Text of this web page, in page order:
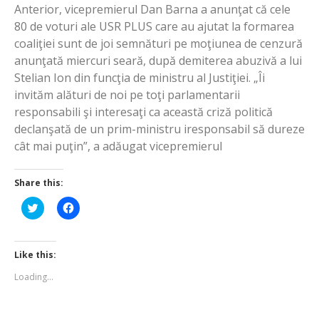
Anterior, vicepremierul Dan Barna a anunţat că cele
80 de voturi ale USR PLUS care au ajutat la formarea
coaliţiei sunt de joi semnături pe moţiunea de cenzură
anunţată miercuri seară, după demiterea abuzivă a lui
Stelian Ion din funcţia de ministru al Justiţiei. „Îi
invităm alături de noi pe toţi parlamentarii
responsabili şi interesaţi ca această criză politică
declanşată de un prim-ministru iresponsabil să dureze
cât mai puţin”, a adăugat vicepremierul
Share this:
Click
to
Twitter
(Opens
in
window)
Click
to
Like this:
Loading...